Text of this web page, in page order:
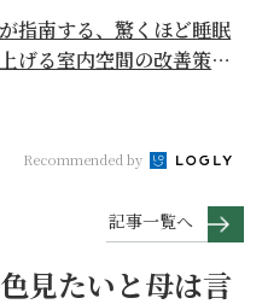
指南する、驚くほど睡眠
げる室内空間の改善策と
Recommended by
記事一覧へ
見たいと母は言